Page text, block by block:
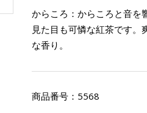
からころ：からころと音を
見た目も可憐な紅茶です
な香り。
商品番号： 5568